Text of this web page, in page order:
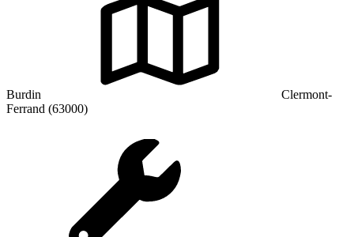
Burdin
Clermont-
Ferrand (63000)